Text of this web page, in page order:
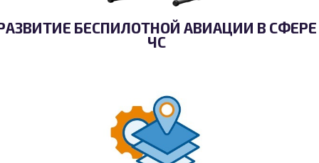
БЕСПИЛОТНОЙ АВИАЦИИ В СФЕРЕ
ЧС